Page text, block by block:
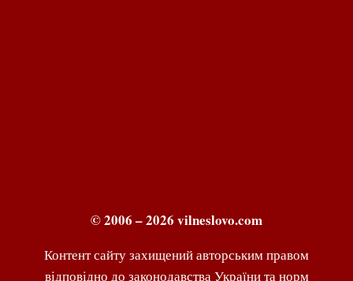
© 2006 – 2026 vilneslovo.com
Контент сайту захищений авторським правом
відповідно до законодавства України та норм